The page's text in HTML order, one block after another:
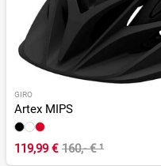
GIRO
Artex MIPS
119,99 € 160,- €¹